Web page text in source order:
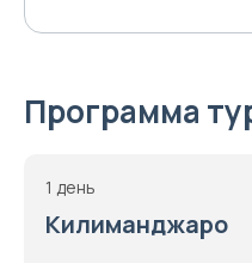
Программа
1 день
Килиманджаро